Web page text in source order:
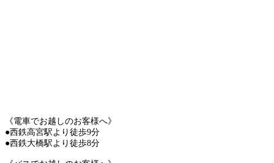
《電車でお越しのお客様へ》
●西鉄高宮駅より徒歩9分
●西鉄大橋駅より徒歩8分